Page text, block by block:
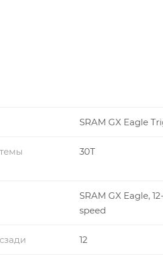
SRAM GX Eagle
30T
SRAM GX Eagle, 12-
speed
12